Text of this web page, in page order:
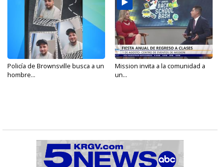
Policía de Brownsville busca a un
hombre...
Mission invita a la comunidad a
un...